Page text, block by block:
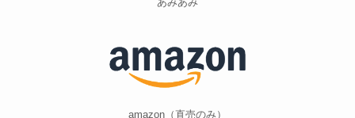
amazon（直売のみ）